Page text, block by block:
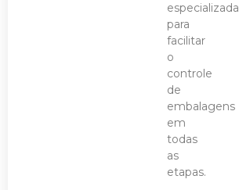
especializada
para
facilitar
o
controle
de
embalagens
em
todas
as
etapas.